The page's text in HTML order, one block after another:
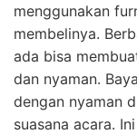
menggunakan
membelinya.
ada bisa
dan nyaman.
dengan nyaman
suasana acara.